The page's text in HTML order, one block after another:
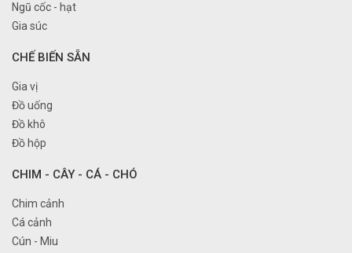
Ngũ cốc - hạt
Gia súc
CHẾ BIẾN SẴN
Gia vị
Đồ uống
Đồ khô
Đồ hộp
CHIM - CÂY - CÁ - CHÓ
Chim cảnh
Cá cảnh
Cún - Miu